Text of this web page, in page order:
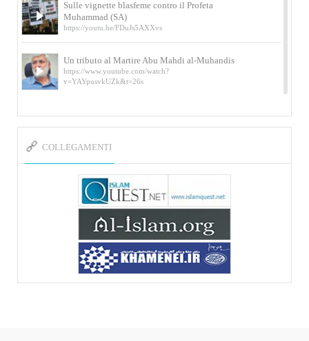
Sulle vignette blasfeme contro il Profeta
Muhammad (SA)
https://youtu.be/FDuJs5AXXvs
Un tributo al Martire Abu Mahdi al-Muhandis
https://www.youtube.com/watch?
v=YAYpusvkUZk&t=26s
L’Abluzione rituale (wudu) secondo l’Imam Alì
e l’Imam Khomeini
della figlia di un martire
https://www.youtube.com/watch?
v=-5nPSxbf9l0&t=103s
Sheykh Abbas Di Palma sui martiri Qassem
Soleimani e Abu Mahdi Al-Muhandis
https://youtu.be/Y6SIP2PIht4 Video del discorso tenuto
dallo Sheykh Abbas Di Palma in ...
COLLEGAMENTI